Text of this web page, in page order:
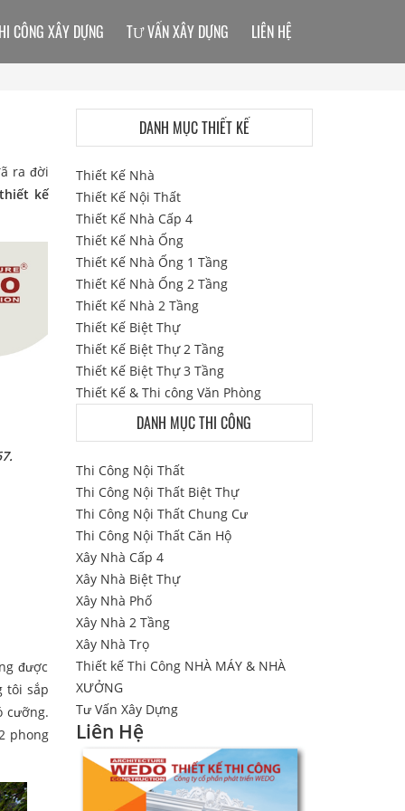
ra đời
kế
được
tôi sắp
cưỡng.
phong
CÔNG XÂY DỰNG TƯ VẤN XÂY DỰNG LIÊN HỆ
DANH MỤC THIẾT KẾ
Thiết Kế Nhà
Thiết Kế Nội Thất
Thiết Kế Nhà Cấp 4
Thiết Kế Nhà Ống
Thiết Kế Nhà Ống 1 Tầng
Thiết Kế Nhà Ống 2 Tầng
Thiết Kế Nhà 2 Tầng
Thiết Kế Biệt Thự
Thiết Kế Biệt Thự 2 Tầng
Thiết Kế Biệt Thự 3 Tầng
Thiết Kế & Thi công Văn Phòng
DANH MỤC THI CÔNG
Thi Công Nội Thất
Thi Công Nội Thất Biệt Thự
Thi Công Nội Thất Chung Cư
Thi Công Nội Thất Căn Hộ
Xây Nhà Cấp 4
Xây Nhà Biệt Thự
Xây Nhà Phố
Xây Nhà 2 Tầng
Xây Nhà Trọ
Thiết kế Thi Công NHÀ MÁY & NHÀ
XƯỞNG
Tư Vấn Xây Dựng
Liên Hệ